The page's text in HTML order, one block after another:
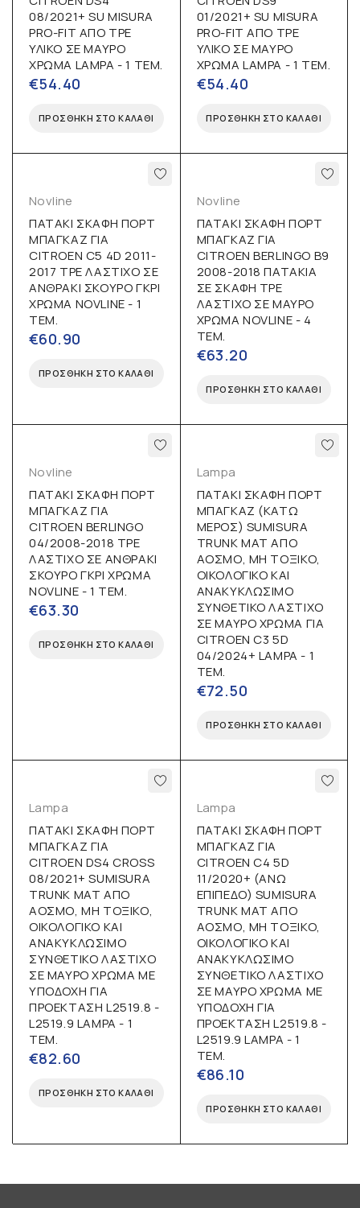
08/2021+ SU MISURA
PRO-FIT ΑΠΟ TPE
ΥΛΙΚΟ ΣΕ ΜΑΥΡΟ
ΧΡΩΜΑ LAMPA - 1 ΤΕΜ.
€54.40
ΠΡΟΣΘΉΚΗ ΣΤΟ ΚΑΛΆΘΙ
01/2021+ SU MISURA
PRO-FIT ΑΠΟ TPE
ΥΛΙΚΟ ΣΕ ΜΑΥΡΟ
ΧΡΩΜΑ LAMPA - 1 ΤΕΜ.
€54.40
ΠΡΟΣΘΉΚΗ ΣΤΟ ΚΑΛΆΘΙ
Novline
ΠΑΤΑΚΙ ΣΚΑΦΗ ΠΟΡΤ
ΜΠΑΓΚΑΖ ΓΙΑ
CITROEN C5 4D 2011-
2017 TPE ΛΑΣΤΙΧΟ ΣΕ
ΑΝΘΡΑΚΙ ΣΚΟΥΡΟ ΓΚΡΙ
ΧΡΩΜΑ NOVLINE - 1
ΤΕΜ.
€60.90
ΠΡΟΣΘΉΚΗ ΣΤΟ ΚΑΛΆΘΙ
Novline
ΠΑΤΑΚΙ ΣΚΑΦΗ ΠΟΡΤ
ΜΠΑΓΚΑΖ ΓΙΑ
CITROEN BERLINGO B9
2008-2018 ΠΑΤΑΚΙΑ
ΣΕ ΣΚΑΦΗ TPE
ΛΑΣΤΙΧΟ ΣΕ ΜΑΥΡΟ
ΧΡΩΜΑ NOVLINE - 4
ΤΕΜ.
€63.20
ΠΡΟΣΘΉΚΗ ΣΤΟ ΚΑΛΆΘΙ
Novline
ΠΑΤΑΚΙ ΣΚΑΦΗ ΠΟΡΤ
ΜΠΑΓΚΑΖ ΓΙΑ
CITROEN BERLINGO
04/2008-2018 TPE
ΛΑΣΤΙΧΟ ΣΕ ΑΝΘΡΑΚΙ
ΣΚΟΥΡΟ ΓΚΡΙ ΧΡΩΜΑ
NOVLINE - 1 ΤΕΜ.
€63.30
ΠΡΟΣΘΉΚΗ ΣΤΟ ΚΑΛΆΘΙ
Lampa
ΠΑΤΑΚΙ ΣΚΑΦΗ ΠΟΡΤ
ΜΠΑΓΚΑΖ (ΚΑΤΩ
ΜΕΡΟΣ) SUMISURA
TRUNK MAT ΑΠΟ
ΑΟΣΜΟ, ΜΗ ΤΟΞΙΚΟ,
ΟΙΚΟΛΟΓΙΚΟ ΚΑΙ
ΑΝΑΚΥΚΛΩΣΙΜΟ
ΣΥΝΘΕΤΙΚΟ ΛΑΣΤΙΧΟ
ΣΕ ΜΑΥΡΟ ΧΡΩΜΑ ΓΙΑ
CITROEN C3 5D
04/2024+ LAMPA - 1
ΤΕΜ.
€72.50
ΠΡΟΣΘΉΚΗ ΣΤΟ ΚΑΛΆΘΙ
Lampa
ΠΑΤΑΚΙ ΣΚΑΦΗ ΠΟΡΤ
ΜΠΑΓΚΑΖ ΓΙΑ
CITROEN DS4 CROSS
08/2021+ SUMISURA
TRUNK MAT ΑΠΟ
ΑΟΣΜΟ, ΜΗ ΤΟΞΙΚΟ,
ΟΙΚΟΛΟΓΙΚΟ ΚΑΙ
ΑΝΑΚΥΚΛΩΣΙΜΟ
ΣΥΝΘΕΤΙΚΟ ΛΑΣΤΙΧΟ
ΣΕ ΜΑΥΡΟ ΧΡΩΜΑ ΜΕ
ΥΠΟΔΟΧΗ ΓΙΑ
ΠΡΟΕΚΤΑΣΗ L2519.8 -
L2519.9 LAMPA - 1
ΤΕΜ.
€82.60
ΠΡΟΣΘΉΚΗ ΣΤΟ ΚΑΛΆΘΙ
Lampa
ΠΑΤΑΚΙ ΣΚΑΦΗ ΠΟΡΤ
ΜΠΑΓΚΑΖ ΓΙΑ
CITROEN C4 5D
11/2020+ (ΑΝΩ
ΕΠΙΠΕΔΟ) SUMISURA
TRUNK MAT ΑΠΟ
ΑΟΣΜΟ, ΜΗ ΤΟΞΙΚΟ,
ΟΙΚΟΛΟΓΙΚΟ ΚΑΙ
ΑΝΑΚΥΚΛΩΣΙΜΟ
ΣΥΝΘΕΤΙΚΟ ΛΑΣΤΙΧΟ
ΣΕ ΜΑΥΡΟ ΧΡΩΜΑ ΜΕ
ΥΠΟΔΟΧΗ ΓΙΑ
ΠΡΟΕΚΤΑΣΗ L2519.8 -
L2519.9 LAMPA - 1
ΤΕΜ.
€86.10
ΠΡΟΣΘΉΚΗ ΣΤΟ ΚΑΛΆΘΙ